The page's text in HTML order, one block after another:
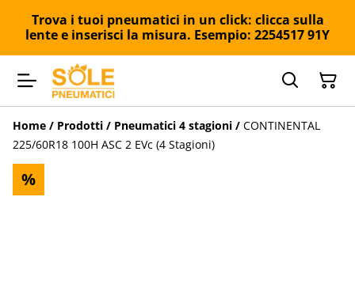
Trova i tuoi pneumatici in un click: clicca sulla
lente e inserisci la misura. Esempio: 2254517 91Y
Home / Prodotti / Pneumatici 4 stagioni / CONTINENTAL
225/60R18 100H ASC 2 EVc (4 Stagioni)
%